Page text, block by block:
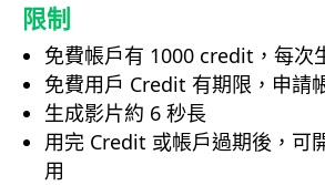
限制
免費帳戶有 1000 credit，每次
免費用戶 Credit 有期限，申請
生成影片約 6 秒長
用完 Credit 或帳戶過期後，可
用